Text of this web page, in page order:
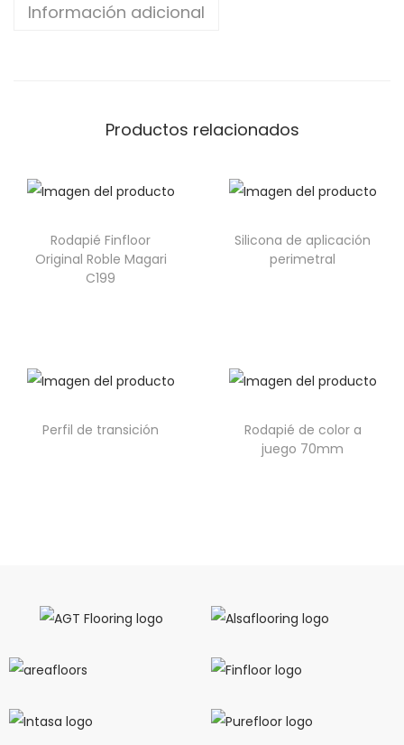
Información adicional
Productos relacionados
Rodapié Finfloor
Original Roble Magari
C199
Silicona de aplicación
perimetral
Perfil de transición
Rodapié de color a
juego 70mm